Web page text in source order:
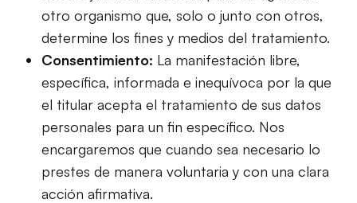
otro organismo que, solo o junto con otros,
determine los fines y medios del tratamiento.
Consentimiento: La manifestación libre,
específica, informada e inequívoca por la que
el titular acepta el tratamiento de sus datos
personales para un fin específico. Nos
encargaremos que cuando sea necesario lo
prestes de manera voluntaria y con una clara
acción afirmativa.